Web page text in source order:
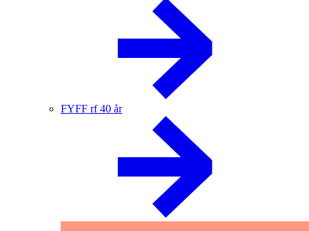
FYFF rf 40 år